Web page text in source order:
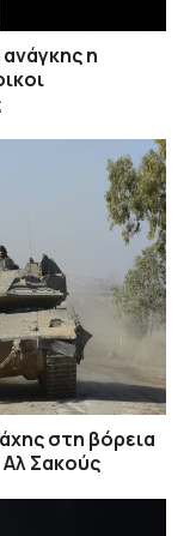
η
στη βόρεια
Σακούς